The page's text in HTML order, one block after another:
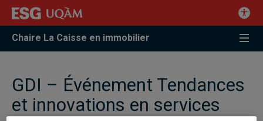
Chaire La Caisse en immobilier
GDI – Événement Tendances
et innovations en services